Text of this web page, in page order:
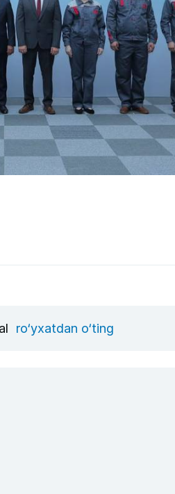
ro‘yxatdan o‘ting